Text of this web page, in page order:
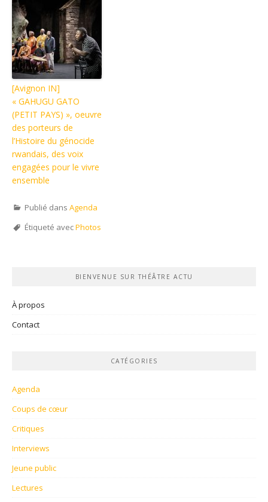
[Avignon IN]
« GAHUGU GATO
(PETIT PAYS) », oeuvre
des porteurs de
l’Histoire du génocide
rwandais, des voix
engagées pour le vivre
ensemble
Publié dans Agenda
Étiqueté avecPhotos
BIENVENUE SUR THÉÂTRE ACTU
À propos
Contact
CATÉGORIES
Agenda
Coups de cœur
Critiques
Interviews
Jeune public
Lectures